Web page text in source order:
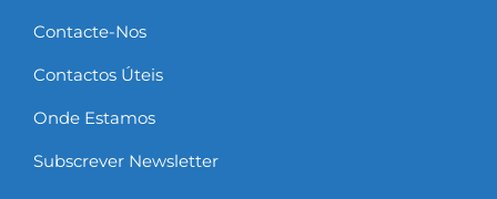
Contacte-Nos
Contactos Úteis
Onde Estamos
Subscrever Newsletter